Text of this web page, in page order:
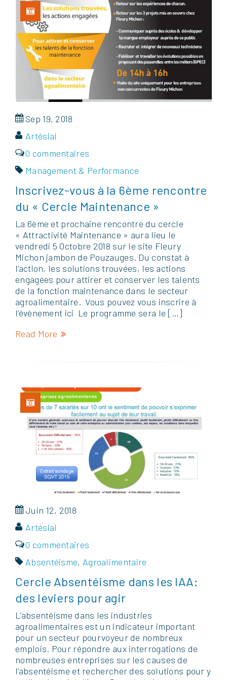
Sep 19, 2018
Artésial
0 commentaires
Management & Performance
Inscrivez-vous à la 6ème rencontre
du « Cercle Maintenance »
La 6ème et prochaine rencontre du cercle
« Attractivité Maintenance » aura lieu le
vendredi 5 Octobre 2018 sur le site Fleury
Michon jambon de Pouzauges. Du constat à
l’action, les solutions trouvées, les actions
engagées pour attirer et conserver les talents
de la fonction maintenance dans le secteur
agroalimentaire. Vous pouvez vous inscrire à
l’évènement ici Le programme sera le […]
Read More
Juin 12, 2018
Artésial
0 commentaires
Absentéisme, Agroalimentaire
Cercle Absentéisme dans les IAA:
des leviers pour agir
L’absentéisme dans les industries
agroalimentaires est un indicateur important
pour un secteur pourvoyeur de nombreux
emplois. Pour répondre aux interrogations de
nombreuses entreprises sur les causes de
l’absentéisme et rechercher des solutions pour y